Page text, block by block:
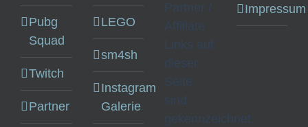
Pubg
Squad
Twitch
Partner
LEGO
sm4sh
Instagram
Galerie
Partner /
Affiliate
Links auf
dieser
Seite
sind
gekennzeichnet.
Impressum